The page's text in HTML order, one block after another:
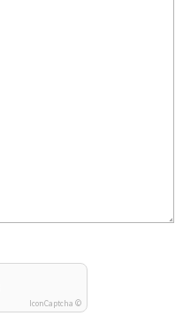
IconCaptcha ©